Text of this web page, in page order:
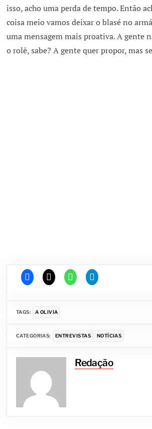
isso, acho uma perda de tempo. Então
coisa meio vamos deixar o blasé no
uma mensagem mais proativa. A gente
o rolê, sabe? A gente quer propor, mas
TAGS: A OLIVIA
CATEGORIAS: ENTREVISTAS NOTÍCIAS
Redação